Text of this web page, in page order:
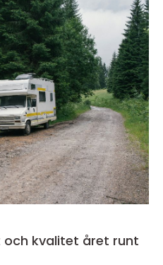
kvalitet året runt